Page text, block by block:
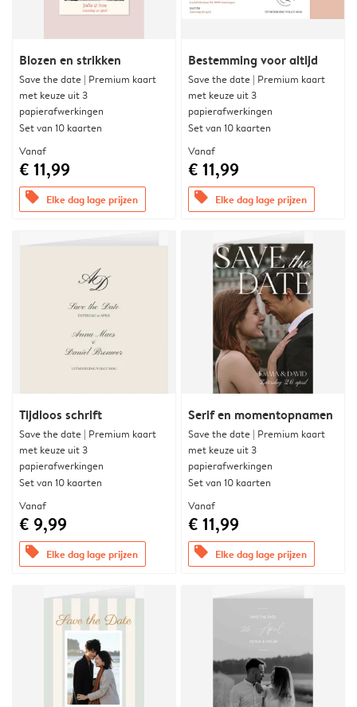
Blozen en strikken
Save the date | Premium kaart
met keuze uit 3
papierafwerkingen
Set van 10 kaarten
Vanaf
€ 11,99
offers Elke dag lage prijzen
Bestemming voor altijd
Save the date | Premium kaart
met keuze uit 3
papierafwerkingen
Set van 10 kaarten
Vanaf
€ 11,99
offers Elke dag lage prijzen
Tijdloos schrift
Save the date | Premium kaart
met keuze uit 3
papierafwerkingen
Set van 10 kaarten
Vanaf
€ 9,99
offers Elke dag lage prijzen
Serif en momentopnamen
Save the date | Premium kaart
met keuze uit 3
papierafwerkingen
Set van 10 kaarten
Vanaf
€ 11,99
offers Elke dag lage prijzen